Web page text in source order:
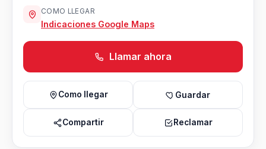
COMO LLEGAR
Indicaciones Google Maps
Llamar ahora
Como llegar Guardar
Compartir Reclamar